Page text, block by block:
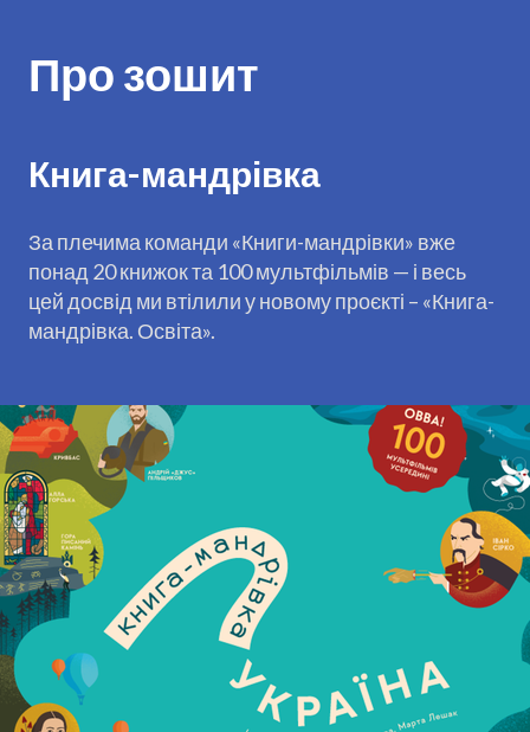
Про зошит
Книга-мандрівка
За плечима команди «Книги-мандрівки» вже
понад 20 книжок та 100 мультфільмів — і весь
цей досвід ми втілили у новому проєкті – «Книга-
мандрівка. Освіта».